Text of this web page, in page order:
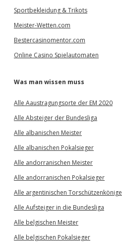
Sportbekleidung & Trikots
Meister-Wetten.com
Bestercasinomentor.com
Online Casino Spielautomaten
Was man wissen muss
Alle Aaustragungsorte der EM 2020
Alle Absteiger der Bundesliga
Alle albanischen Meister
Alle albanischen Pokalsieger
Alle andorranischen Meister
Alle andorranischen Pokalsieger
Alle argentinischen Torschützenkönige
Alle Aufsteiger in die Bundesliga
Alle belgischen Meister
Alle belgischen Pokalsieger